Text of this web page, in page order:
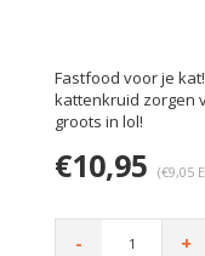
Fastfood voor je
kattenkruid zorgen
groots in lol!
€10,95 (€9,05
- +